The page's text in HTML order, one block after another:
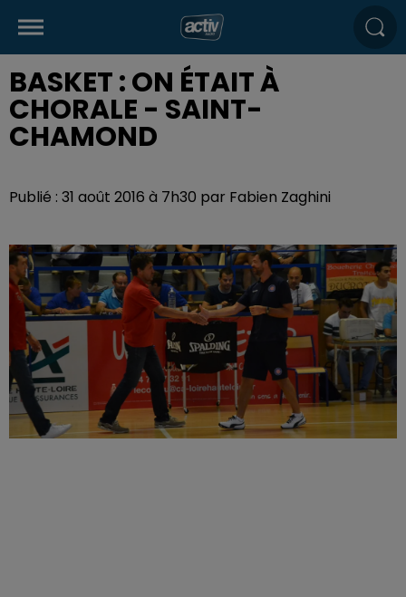
BASKET : ON ÉTAIT À
CHORALE - SAINT-
CHAMOND
Publié : 31 août 2016 à 7h30 par Fabien Zaghini